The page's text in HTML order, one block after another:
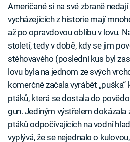
Američané si na své zbraně
vycházejících z historie mají
až po opravdovou oblibu v lovu.
století, tedy v době, kdy se jim
stěhovavého (poslední kus byl
lovu byla na jednom ze svých
komerčně začala vyrábět
ptáků, která se dostala do
gun. Jediným výstřelem dokázala
ptáků odpočívajících na vodní
vyplývá, že se nejednalo o